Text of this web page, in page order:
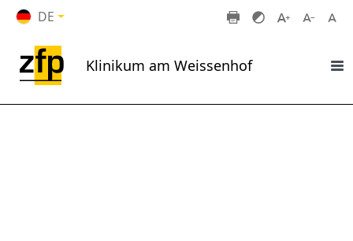
Zum Hauptinhalt springen
Klinikum am Weissenhof
DE